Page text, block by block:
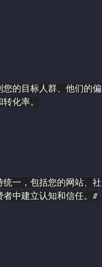
的目标人群、他们的偏
化率。
一，包括您的网站、社
中建立认知和信任。#